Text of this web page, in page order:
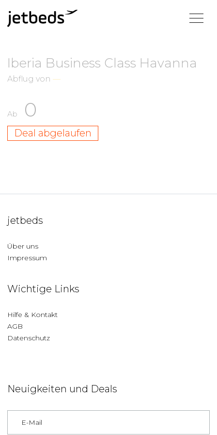
Iberia Business Class Havanna
Abflug von —
Ab 0
Deal abgelaufen
jetbeds
Über uns
Impressum
Wichtige Links
Hilfe & Kontakt
AGB
Datenschutz
Neuigkeiten und Deals